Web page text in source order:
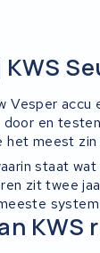
Vesper
en
het meest
staat
zit twee
KWS